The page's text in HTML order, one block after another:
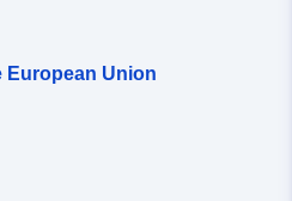
European Union